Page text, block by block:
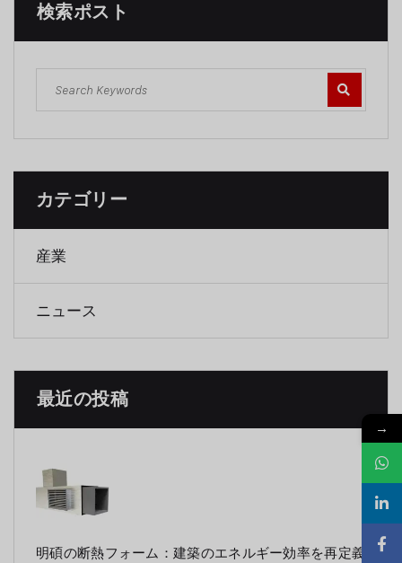
検索ポスト
カテゴリー
産業
ニュース
最近の投稿
明碩の断熱フォーム：建築のエネルギー効率を再定義
→